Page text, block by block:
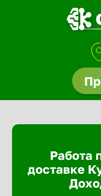
Работа
доставке